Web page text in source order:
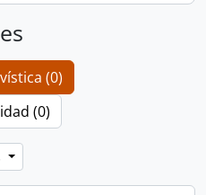
(0)
(0)